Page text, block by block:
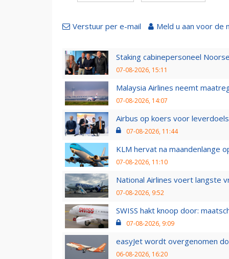
Verstuur per e-mail Meld u aan voor de
Staking cabinepersoneel
07-08-2026, 15:11
Malaysia Airlines neemt
07-08-2026, 14:07
Airbus op koers voor
07-08-2026, 11:44
KLM hervat na maandenlange
07-08-2026, 11:10
National Airlines voert langste
07-08-2026, 9:52
SWISS hakt knoop door:
07-08-2026, 9:09
easyJet wordt overgenomen
06-08-2026, 16:20